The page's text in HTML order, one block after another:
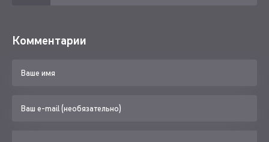
Комментарии